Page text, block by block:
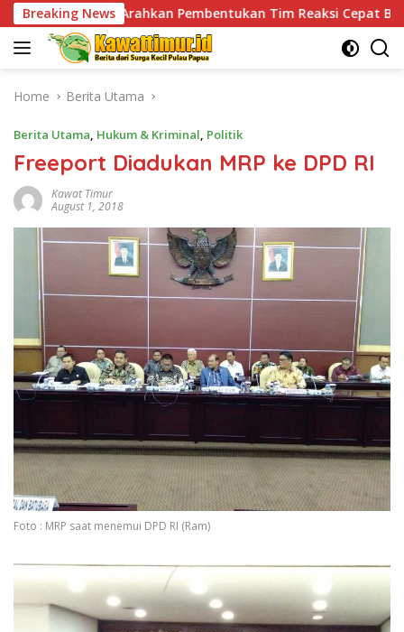
Skip
to
content
Breaking News
Pembentukan Tim Reaksi Cepat Bencana Jaga
Home Berita Utama
Berita Utama, Hukum & Kriminal, Politik
Freeport Diadukan MRP ke DPD RI
Kawat Timur
August 1, 2018
Foto : MRP saat menemui DPD RI (Ram)